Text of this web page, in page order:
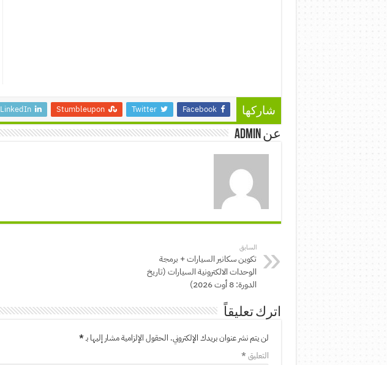
شاركها Facebook
Twitter
Stumbleupon
LinkedIn
عن admin
السابق
تكوين سكانير السيارات + برمجة
الوحدات الالكترونية السيارات (تاريخ
الدورة: 8 أوت 2026)
اترك تعليقاً
لن يتم نشر عنوان بريدك الإلكتروني. الحقول الإلزامية مشار إليها بـ*
التعليق*